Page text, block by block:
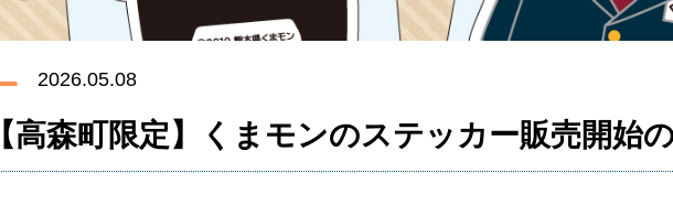
2026.05.08
【高森町限定】くまモンのステッカー販売開始